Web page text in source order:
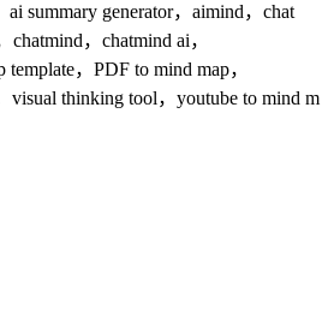
summary generator，aimind，chat
chatmind，chatmind ai，
，PDF to mind map，
visual thinking tool，youtube to mind m